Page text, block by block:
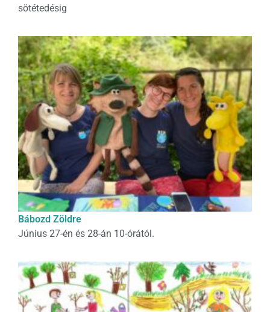
sötétedésig
Bábozd Zöldre
Június 27-én és 28-án 10-órától.